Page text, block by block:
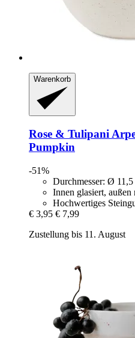
Warenkorb
Rose & Tulipani
Pumpkin
-51%
Durchmesser: Ø 11,5
Innen glasiert, außen
Hochwertiges
€ 3,95 € 7,99
Zustellung bis 11. August